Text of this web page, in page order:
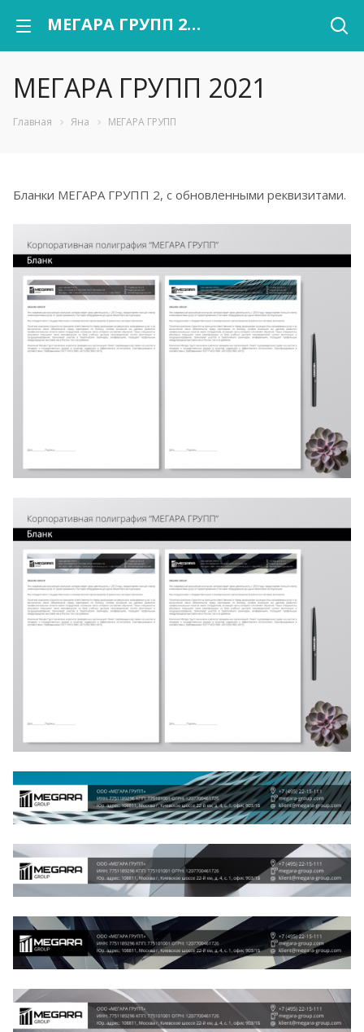
МЕГАРА ГРУПП 2021
МЕГАРА ГРУПП 2021
Главная Яна МЕГАРА ГРУПП
Бланки МЕГАРА ГРУПП 2, с обновленными реквизитами.